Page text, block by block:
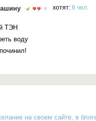
хотят: 6 чел.
ТЭН
воду
на своем сайте, в